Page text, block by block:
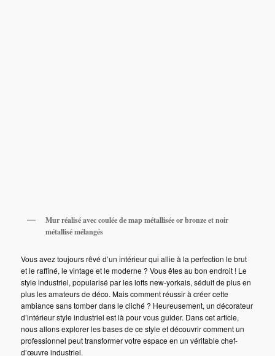
Mur réalisé avec coulée de map métallisée or bronze et noir
métallisé mélangés
Vous avez toujours rêvé d’un intérieur qui allie à la perfection le brut
et le raffiné, le vintage et le moderne ? Vous êtes au bon endroit ! Le
style industriel, popularisé par les lofts new-yorkais, séduit de plus en
plus les amateurs de déco. Mais comment réussir à créer cette
ambiance sans tomber dans le cliché ? Heureusement, un décorateur
d’intérieur style industriel est là pour vous guider. Dans cet article,
nous allons explorer les bases de ce style et découvrir comment un
professionnel peut transformer votre espace en un véritable chef-
d’œuvre industriel.